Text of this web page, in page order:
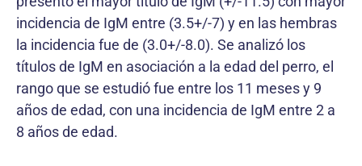
incidencia de IgM entre (3.5+/-7) y en las hembras
la incidencia fue de (3.0+/-8.0). Se analizó los
títulos de IgM en asociación a la edad del perro, el
rango que se estudió fue entre los 11 meses y 9
años de edad, con una incidencia de IgM entre 2 a
8 años de edad.